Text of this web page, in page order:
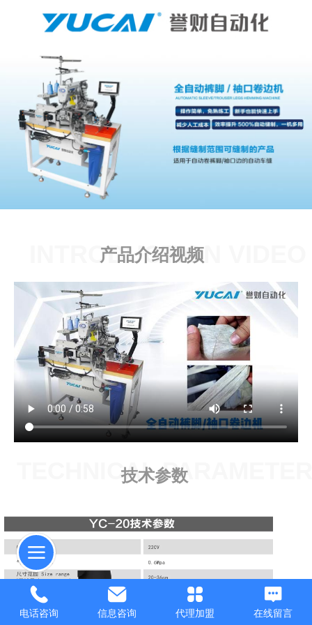
INTRODUCTION VIDEO
产品介绍视频
TECHNICAL
技术参数
电话咨询 信息咨询 代理加盟 在线留言